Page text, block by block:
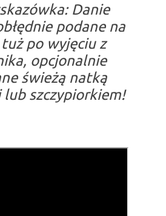
Danie
podane na
tuż po wyjęciu z
opcjonalnie
świeżą natką
szczypiorkiem!